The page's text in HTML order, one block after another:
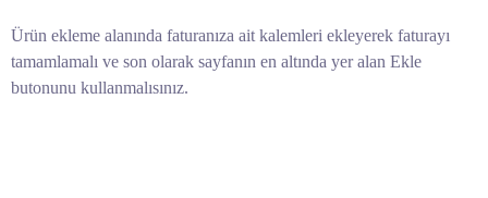
Ürün ekleme alanında faturanıza ait kalemleri ekleyerek faturayı
tamamlamalı ve son olarak sayfanın en altında yer alan Ekle
butonunu kullanmalısınız.